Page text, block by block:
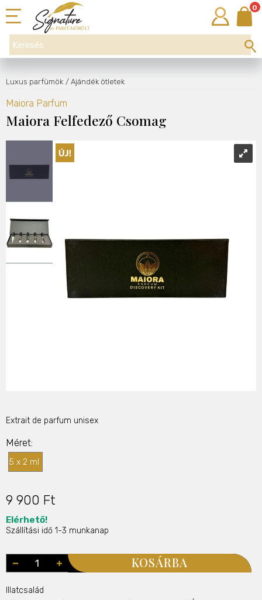
0
Luxus parfümök / Ajándék ötletek
Maiora Parfum
Maiora Felfedező Csomag
Extrait de parfum unisex
Méret
5 x 2 ml
9 900 Ft
Elérhető!
Szállítási idő 1-3 munkanap
KOSÁRBA
Illatcsalád